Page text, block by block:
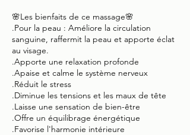
🌸Les bienfaits de ce massage🌸
.Pour la peau : Améliore la circulation
sanguine, raffermit la peau et apporte éclat
au visage.
.Apporte une relaxation profonde
.Apaise et calme le système nerveux
.Réduit le stress
.Diminue les tensions et les maux de tête
.Laisse une sensation de bien-être
.Offre un équilibrage énergétique
.Favorise l'harmonie intérieure